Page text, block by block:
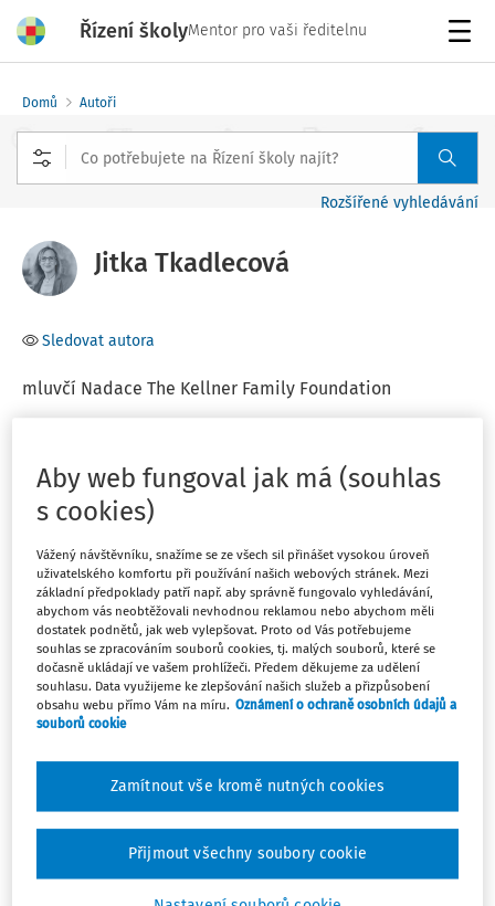
Řízení školyMentor pro vaši ředitelnu
Domů Autoři
Rozšířené vyhledávání
Jitka Tkadlecová
Sledovat autora
mluvčí Nadace The Kellner Family Foundation
Počet vyhledaných dokumentů:
Řadit podle:
Nejnovější
Nejstarší
ČLÁNKY
Mezinárodní maturita IB, vstupenka na
zahraniční univerzity
gymnázia Open Gate v Babicích u Prahy. Studium
uzavřel jak českou maturitou, tak i mezinárodní
International Baccalaureate, která je často pomyslnou
vstupenkou na zahraniční univerzitu. Jako jeden z mála
Aby web fungoval jak má (souhlas
s cookies)
Vážený návštěvníku, snažíme se ze všech sil přinášet vysokou úroveň
uživatelského komfortu při používání našich webových stránek. Mezi
základní předpoklady patří např. aby správně fungovalo vyhledávání,
abychom vás neobtěžovali nevhodnou reklamou nebo abychom měli
dostatek podnětů, jak web vylepšovat. Proto od Vás potřebujeme
souhlas se zpracováním souborů cookies, tj. malých souborů, které se
dočasně ukládají ve vašem prohlížeči. Předem děkujeme za udělení
souhlasu. Data využijeme ke zlepšování našich služeb a přizpůsobení
obsahu webu přímo Vám na míru. Oznámení o ochraně osobních údajů a
souborů cookie
Zamítnout vše kromě nutných cookies
Přijmout všechny soubory cookie